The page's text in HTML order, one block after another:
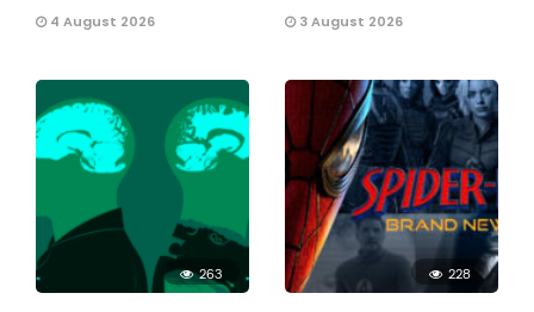
4 August 2026 3 August 2026
263 228